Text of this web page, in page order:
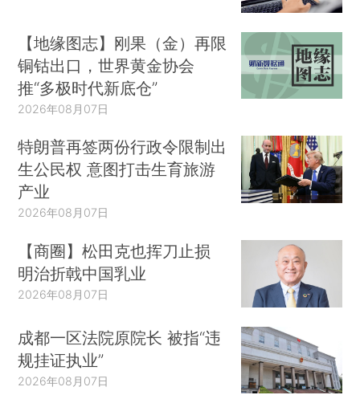
【地缘图志】刚果（金）再限
铜钴出口，世界黄金协会
推“多极时代新底仓”
2026年08月07日
特朗普再签两份行政令限制出
生公民权 意图打击生育旅游
产业
2026年08月07日
【商圈】松田克也挥刀止损
明治折戟中国乳业
2026年08月07日
成都一区法院原院长 被指“违
规挂证执业”
2026年08月07日